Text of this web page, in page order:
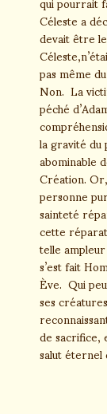
Céleste a
devait être
pas même
Non. La
péché
la gravité
abominable
Création.
personne
sainteté
cette
telle
s’est fait
Ève. Qui
ses
de sacrifice,
salut éternel